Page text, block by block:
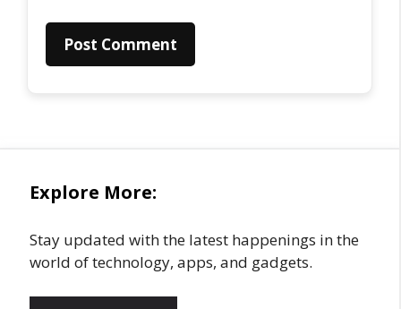
Explore More:
Stay updated with the latest happenings in the
world of technology, apps, and gadgets.